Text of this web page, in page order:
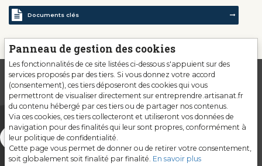
Documents clés
Panneau de gestion des cookies
Les fonctionnalités de ce site listées ci-dessous s'appuient sur des
services proposés par des tiers. Si vous donnez votre accord
(consentement), ces tiers déposeront des cookies qui vous
permettront de visualiser directement sur entreprendre.artisanat.fr
du contenu hébergé par ces tiers ou de partager nos contenus.
Via ces cookies, ces tiers collecteront et utiliseront vos données de
navigation pour des finalités qui leur sont propres, conformément à
leur politique de confidentialité.
Cette page vous permet de donner ou de retirer votre consentement,
soit globalement soit finalité par finalité. En savoir plus